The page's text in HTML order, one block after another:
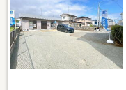
機関をご提案。住宅ロー
さい。